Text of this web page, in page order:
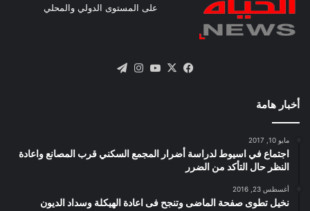
على المستوى الدولي والمحلي
فيسبوك
X يوتيوبانستقرام
أخبار هامة
مايو 10, 2017
اجتماع في اسيوط لدراسة أضرار المجمع السكني قرب المصانع واعادة
النظر حال التأكد من الضرر
أغسطس 23, 2016
نخيل تطوى صفحة الماضى وتنجح فى اعادة الهيكلة وسداد الديون